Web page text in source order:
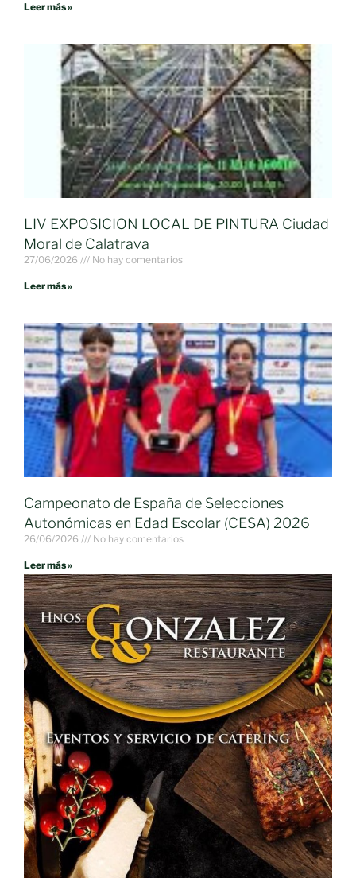
Leer más »
LIV EXPOSICION LOCAL DE PINTURA Ciudad
Moral de Calatrava
27/06/2026 No hay comentarios
Leer más »
Campeonato de España de Selecciones
Autonómicas en Edad Escolar (CESA) 2026
26/06/2026 No hay comentarios
Leer más »